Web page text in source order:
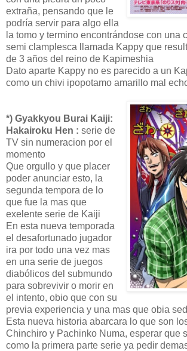
extraña, pensando que le
podría servir para algo ella
la tomo y termino encontrándose con una
semi clamplesca llamada Kappy que
de 3 años del reino de Kapimeshia
Dato aparte Kappy no es parecido a un
como un chivi ipopotamo amarillo mal
*) Gyakkyou Burai Kaiji:
Hakairoku Hen : serie de
TV sin numeracion por el
momento
Que orgullo y que placer
poder anunciar esto, la
segunda tempora de lo
que fue la mas que
exelente serie de Kaiji
En esta nueva temporada
el desafortunado jugador
ira por todo una vez mas
en una serie de juegos
diabólicos del submundo
para sobrevivir o morir en
el intento, obio que con su
previa experiencia y una mas que obia
Esta nueva historia abarcara lo que son
Chinchiro y Pachinko Numa, esperar que
como la primera parte serie ya pedir